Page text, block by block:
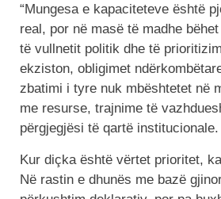
“Mungesa e kapaciteteve është
real, por në masë të madhe
të vullnetit politik dhe të
ekziston, obligimet
zbatimi i tyre nuk mbështetet në
me resurse, trajnime të
përgjegjësi të qartë institucionale.
Kur diçka është vërtet prioritet,
Në rastin e dhunës me bazë